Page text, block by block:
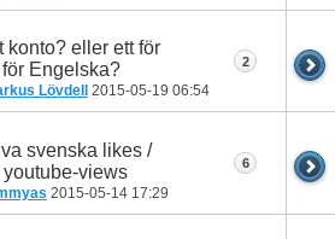
konto? eller ett för
Engelska?
Lövdell 2015-05-19 06:54
2
svenska likes /
views
2015-05-14 17:29
6